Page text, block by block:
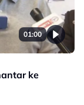
01:00
ke